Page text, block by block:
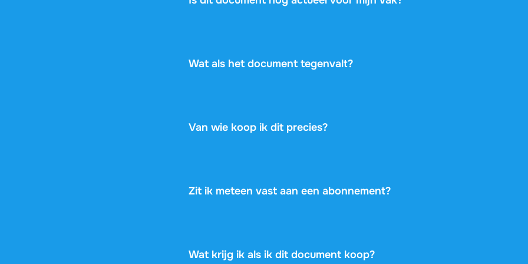
Wat als het document tegenvalt?
Van wie koop ik dit precies?
Zit ik meteen vast aan een abonnement?
Wat krijg ik als ik dit document koop?